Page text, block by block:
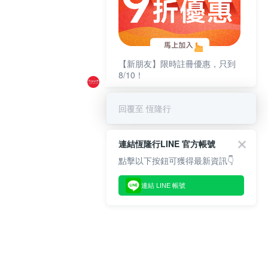
【新朋友】限時註冊優惠，只到
8/10！
回覆至 恆隆行
連結恆隆行LINE 官方帳號
點擊以下按鈕可獲得最新資訊👇
連結 LINE 帳號